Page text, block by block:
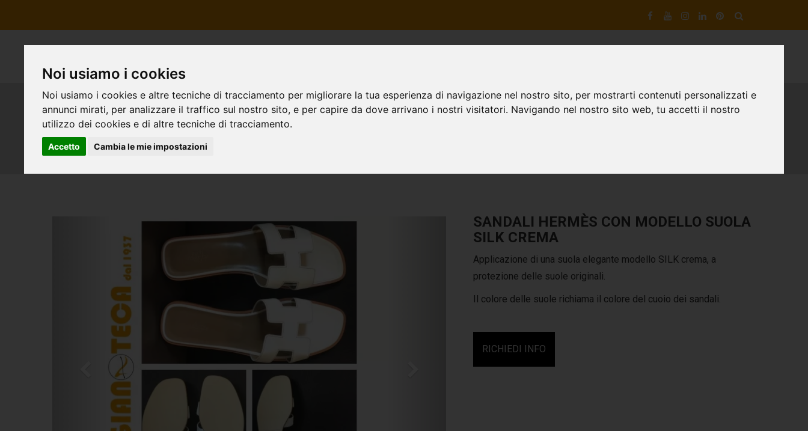
Noi usiamo i cookies
Noi usiamo i cookies e altre tecniche di tracciamento per migliorare la tua esperienza di navigazione nel nostro sito, per mostrarti contenuti personalizzati e
annunci mirati, per analizzare il traffico sul nostro sito, e per capire da dove arrivano i nostri visitatori. Navigando nel nostro sito web, tu accetti il nostro
utilizzo dei cookies e di altre tecniche di tracciamento.
Accetto Cambia le mie impostazioni
Riparazioni calzature Hermès
SANDALI HERMÈS CON MODELLO SUOLA
SILK CREMA
Applicazione di una suola elegante modello SILK crema, a
protezione delle suole originali.
Il colore delle suole richiama il colore del cuoio dei sandali.
RICHIEDI INFO